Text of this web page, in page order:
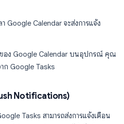
Google Calendar จะส่งการแจ้ง
อง Google Calendar บนอุปกรณ์ คุณ
ก Google Tasks
Notifications)
Tasks สามารถส่งการแจ้งเตือน